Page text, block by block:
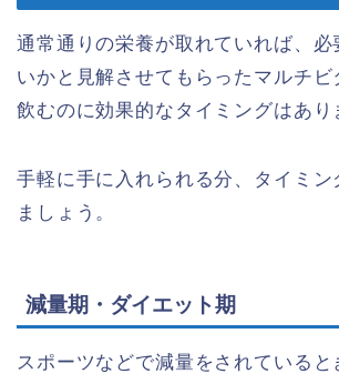
通常通りの栄養が取れていれば、必
いかと見解させてもらったマルチビ
飲むのに効果的なタイミングはあり
手軽に手に入れられる分、タイミン
ましょう。
減量期・ダイエット期
スポーツなどで減量をされていると